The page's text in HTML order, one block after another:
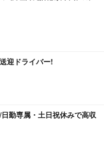
迎ドライバー!
勤専属・土日祝休みで高収